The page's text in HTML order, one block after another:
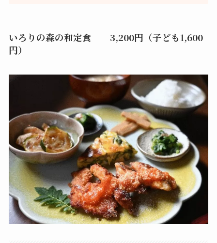
いろりの森の和定食 3,200円（子ども1,600
円）